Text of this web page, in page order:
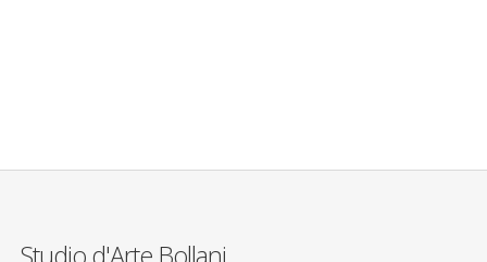
Studio d'Arte Bollani